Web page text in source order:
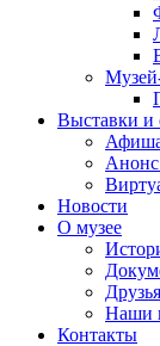
Выставки и
Новости
О музее
Наши
Контакты